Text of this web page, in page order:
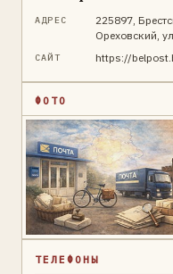
АДРЕС
225897,
Ореховский,
САЙТ https://
ФОТО
ТЕЛЕФОНЫ